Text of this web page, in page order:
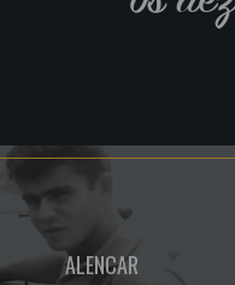
ALENCAR